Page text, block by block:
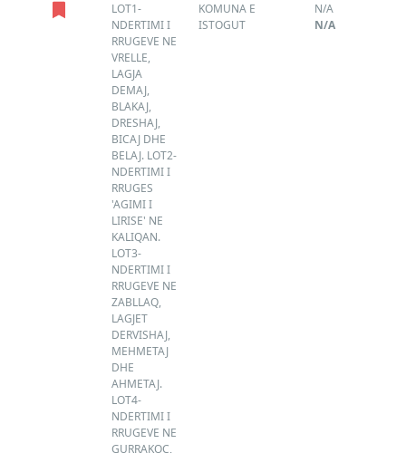
LOT1-
NDERTIMI I
RRUGEVE NE
VRELLE,
LAGJA
DEMAJ,
BLAKAJ,
DRESHAJ,
BICAJ DHE
BELAJ. LOT2-
NDERTIMI I
RRUGES
'AGIMI I
LIRISE' NE
KALIQAN.
LOT3-
NDERTIMI I
RRUGEVE NE
ZABLLAQ,
LAGJET
DERVISHAJ,
MEHMETAJ
DHE
AHMETAJ.
LOT4-
NDERTIMI I
RRUGEVE NE
GURRAKOC,
KOMUNA E
ISTOGUT
N/A
N/A